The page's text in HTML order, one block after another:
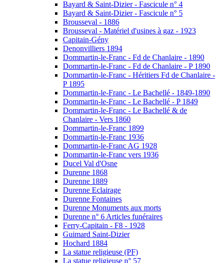
Bayard & Saint-Dizier - Fascicule n° 4
Bayard & Saint-Dizier - Fascicule n° 5
Brousseval - 1886
Brousseval - Matériel d'usines à gaz - 1923
Capitain-Gény
Denonvilliers 1894
Dommartin-le-Franc - Fd de Chanlaire - 1890
Dommartin-le-Franc - Fd de Chanlaire - P 1890
Dommartin-le-Franc - Héritiers Fd de Chanlaire -
P 1895
Dommartin-le-Franc - Le Bachellé - 1849-1890
Dommartin-le-Franc - Le Bachellé - P 1849
Dommartin-le-Franc - Le Bachellé & de
Chanlaire - Vers 1860
Dommartin-le-Franc 1899
Dommartin-le-Franc 1936
Dommartin-le-Franc AG 1928
Dommartin-le-Franc vers 1936
Ducel Val d'Osne
Durenne 1868
Durenne 1889
Durenne Eclairage
Durenne Fontaines
Durenne Monuments aux morts
Durenne n° 6 Articles funéraires
Ferry-Capitain - F8 - 1928
Guimard Saint-Dizier
Hochard 1884
La statue religieuse (PF)
La statue religieuse n° 57